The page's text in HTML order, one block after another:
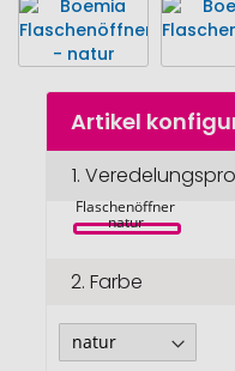
Zum
Anfang
Bildgalerie
springen
Artikel
1.
Flaschenöffner
natur
2. Farbe